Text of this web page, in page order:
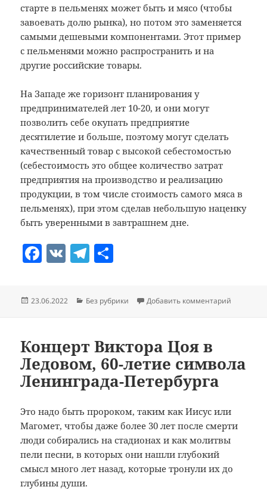
старте в пельменях может быть и мясо (чтобы
завоевать долю рынка), но потом это заменяется
самыми дешевыми компонентами. Этот пример
с пельменями можно распространить и на
другие российские товары.
На Западе же горизонт планирования у
предпринимателей лет 10-20, и они могут
позволить себе окупать предприятие
десятилетие и больше, поэтому могут сделать
качественный товар с высокой себестомостью
(себестоимость это общее количество затрат
предприятия на производство и реализацию
продукции, в том числе стоимость самого мяса в
пельменях), при этом сделав небольшую наценку
быть уверенными в завтрашнем дне.
F
c
e
o
o
k
V T
e
gr
m
р
в
и
т
ь
Опубликовано
23.06.2022 Рубрики
Без рубрики Добавить комментарий
Концерт Виктора Цоя в
Ледовом, 60-летие символа
Ленинграда-Петербурга
Это надо быть пророком, таким как Иисус или
Магомет, чтобы даже более 30 лет после смерти
люди собирались на стадионах и как молитвы
пели песни, в которых они нашли глубокий
смысл много лет назад, которые тронули их до
глубины души.